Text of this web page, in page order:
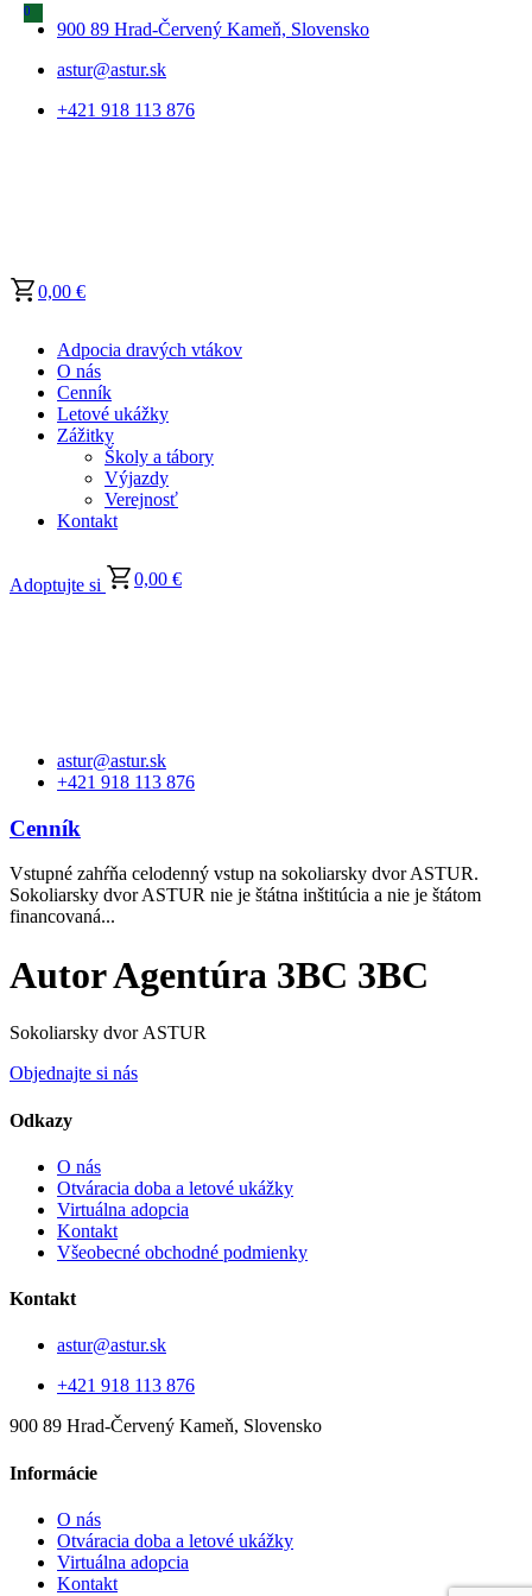
900 89 Hrad-Červený Kameň, Slovensko
astur@astur.sk
+421 918 113 876
0
0,00 €
Adpocia dravých vtákov
O nás
Cenník
Letové ukážky
Zážitky
Školy a tábory
Výjazdy
Verejnosť
Kontakt
Adoptujte si
0
0,00 €
astur@astur.sk
+421 918 113 876
Cenník
Vstupné zahŕňa celodenný vstup na sokoliarsky dvor ASTUR.
Sokoliarsky dvor ASTUR nie je štátna inštitúcia a nie je štátom
financovaná...
AutorAgentúra 3BC 3BC
Sokoliarsky dvor ASTUR
Objednajte si nás
Odkazy
O nás
Otváracia doba a letové ukážky
Virtuálna adopcia
Kontakt
Všeobecné obchodné podmienky
Kontakt
astur@astur.sk
+421 918 113 876
900 89 Hrad-Červený Kameň, Slovensko
Informácie
O nás
Otváracia doba a letové ukážky
Virtuálna adopcia
Kontakt